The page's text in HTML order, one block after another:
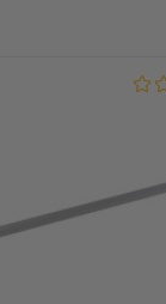
(мм)